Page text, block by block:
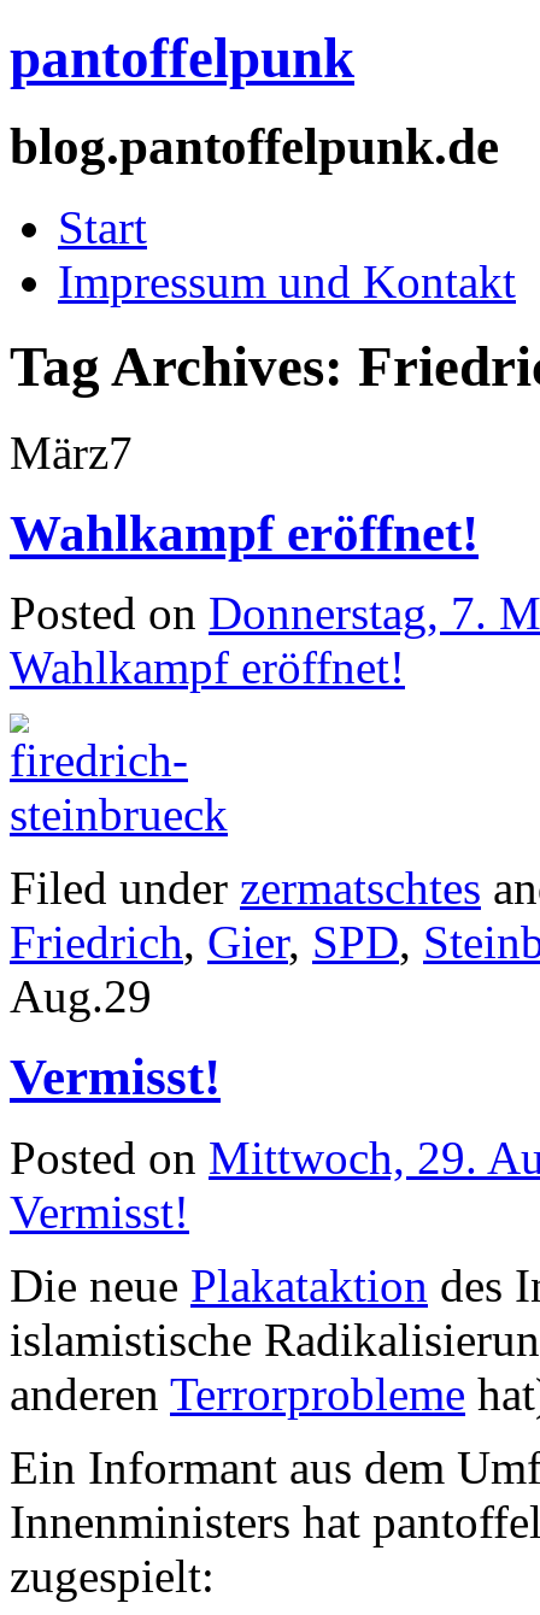
pantoffelpunk
blog.pantoffelpunk.de
Start
Impressum und Kontakt
Tag Archives:
März7
Wahlkampf eröffnet!
Posted on Donnerstag, 7.
Wahlkampf eröffnet!
Filed under zermatschtes
Friedrich, Gier, SPD,
Aug.29
Vermisst!
Posted on Mittwoch, 29.
Vermisst!
Die neue Plakataktion des
islamistische
anderen Terrorprobleme
Ein Informant aus dem
Innenministers hat
zugespielt: